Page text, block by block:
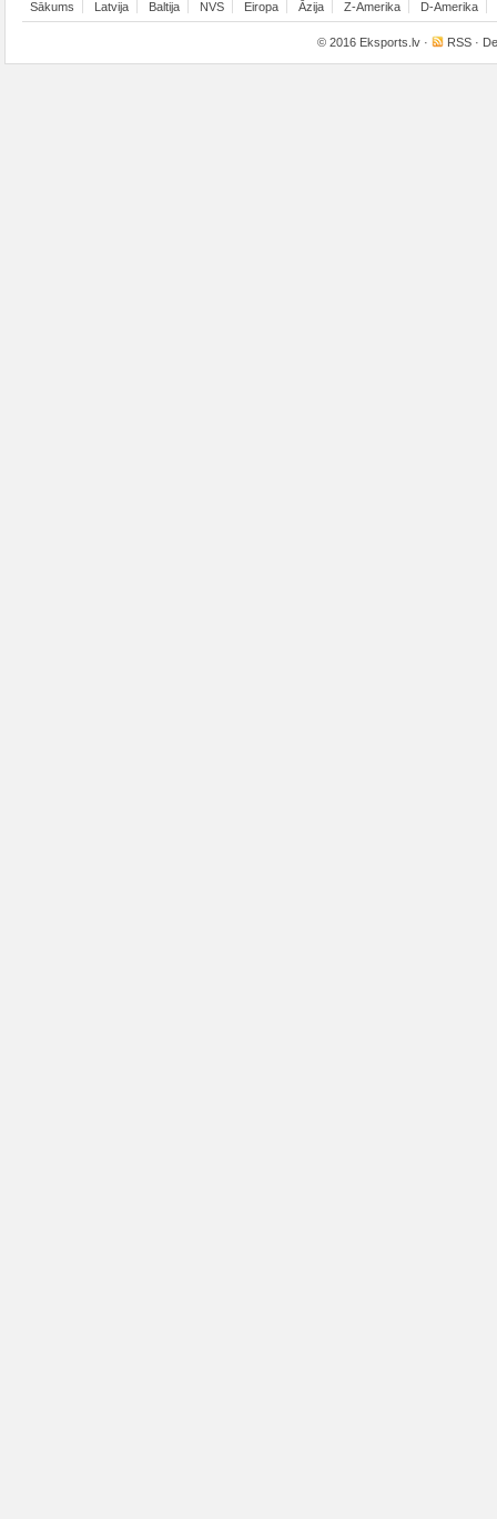
Sākums Latvija Baltija NVS Eiropa Āzija Z-Amerika D-Amerika
© 2016 Eksports.lv · RSS ·